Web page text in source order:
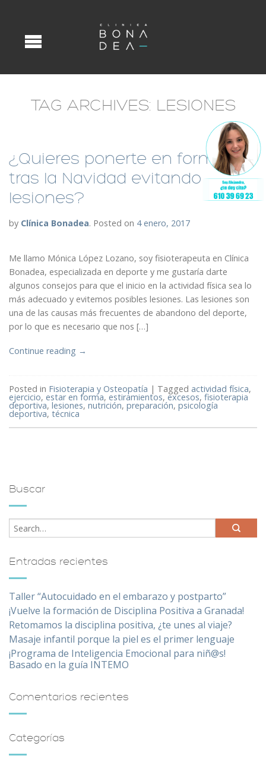
TAG ARCHIVES: LESIONES
¿Quieres ponerte en forma
tras la Navidad evitando
lesiones?
by Clínica Bonadea. Posted on 4 enero, 2017
Me llamo Mónica López Lozano, soy fisioterapeuta en Clínica
Bonadea, especializada en deporte y me gustaría darte
algunos consejos para que el inicio en la actividad física sea lo
más adecuado y evitemos posibles lesiones. Las lesiones son
una de las causas más frecuentes de abandono del deporte,
por lo que es necesario que nos […]
Continue reading →
Posted in Fisioterapia y Osteopatía | Tagged actividad física,
ejercicio, estar en forma, estiramientos, excesos, fisioterapia
deportiva, lesiones, nutrición, preparación, psicología
deportiva, técnica
Buscar
Entradas recientes
Taller “Autocuidado en el embarazo y postparto”
¡Vuelve la formación de Disciplina Positiva a Granada!
Retomamos la disciplina positiva, ¿te unes al viaje?
Masaje infantil porque la piel es el primer lenguaje
¡Programa de Inteligencia Emocional para niñ@s!
Basado en la guía INTEMO
Comentarios recientes
Categorías